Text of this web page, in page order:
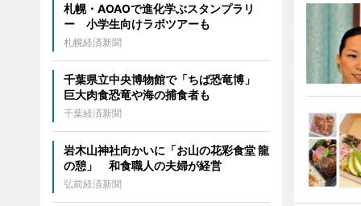
札幌・AOAOで進化学ぶスタンプラリ
ー 小学生向けラボツアーも
札幌経済新聞
千葉県立中央博物館で「ちば恐竜博」
巨大肉食恐竜や海の捕食者も
千葉経済新聞
岩木山神社向かいに「お山の花彩食堂 龍
の憩」 和食職人の夫婦が経営
弘前経済新聞